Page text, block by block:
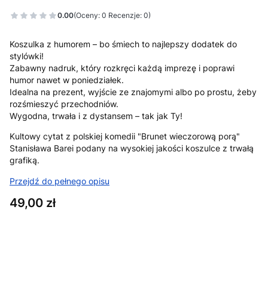
0.00(Oceny: 0 Recenzje: 0)
Koszulka z humorem – bo śmiech to najlepszy dodatek do
stylówki!
Zabawny nadruk, który rozkręci każdą imprezę i poprawi
humor nawet w poniedziałek.
Idealna na prezent, wyjście ze znajomymi albo po prostu, żeby
rozśmieszyć przechodniów.
Wygodna, trwała i z dystansem – tak jak Ty!
Kultowy cytat z polskiej komedii "Brunet wieczorową porą"
Stanisława Barei podany na wysokiej jakości koszulce z trwałą
grafiką.
Przejdź do pełnego opisu
Cena
49,00 zł